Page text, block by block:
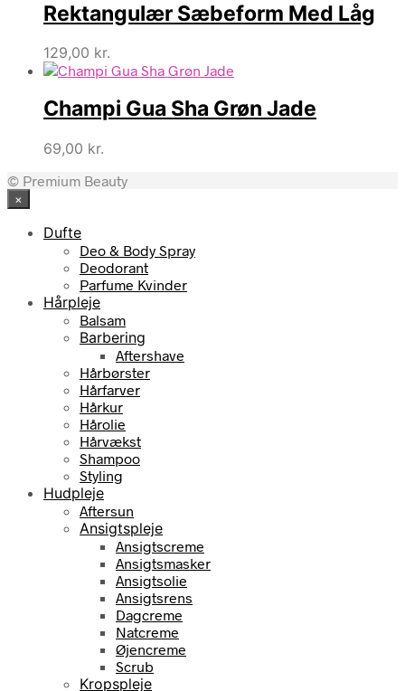
Rektangulær Sæbeform Med Låg
129,00 kr.
Champi Gua Sha Grøn Jade
69,00 kr.
© Premium Beauty
×
Dufte
Deo & Body Spray
Deodorant
Parfume Kvinder
Hårpleje
Balsam
Barbering
Aftershave
Hårbørster
Hårfarver
Hårkur
Hårolie
Hårvækst
Shampoo
Styling
Hudpleje
Aftersun
Ansigtspleje
Ansigtscreme
Ansigtsmasker
Ansigtsolie
Ansigtsrens
Dagcreme
Natcreme
Øjencreme
Scrub
Kropspleje